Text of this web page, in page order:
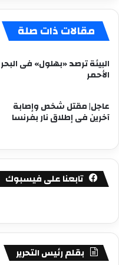
مقالات ذات صلة
البيئة ترصد «بهلول» فى البحر
الأحمر
عاجل| مقتل شخص وإصابة
آخرين فى إطلاق نار بفرنسا
تابعنا على فيسبوك
بقلم رئيس التحرير